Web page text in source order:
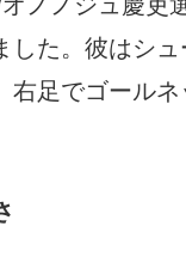
ノノジュ慶吏
した。彼はシ
右足でゴールネ